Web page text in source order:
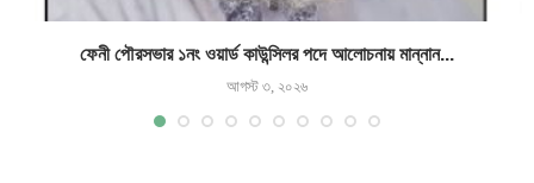
ফেনী পৌরসভার ১নং ওয়ার্ড কাউন্সিলর পদে আলোচনায় মান্নান...
আগস্ট ৩, ২০২৬